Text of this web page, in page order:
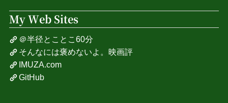
My Web Sites
＠半径とことこ60分
そんなには褒めないよ。映画評
IMUZA.com
GitHub